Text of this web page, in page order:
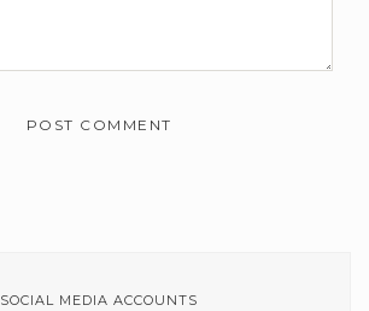
SOCIAL MEDIA ACCOUNTS